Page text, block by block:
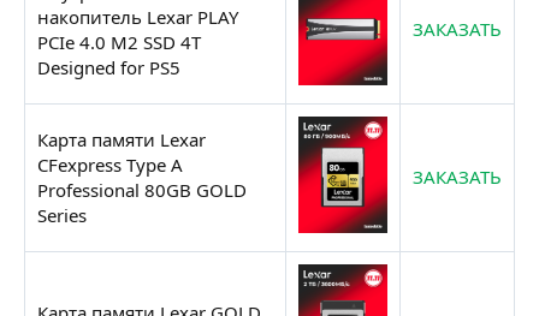
накопитель Lexar PLAY
PCIe 4.0 M2 SSD 4T
Designed for PS5
ЗАКАЗАТЬ
Карта памяти Lexar
CFexpress Type A
Professional 80GB GOLD
Series
ЗАКАЗАТЬ